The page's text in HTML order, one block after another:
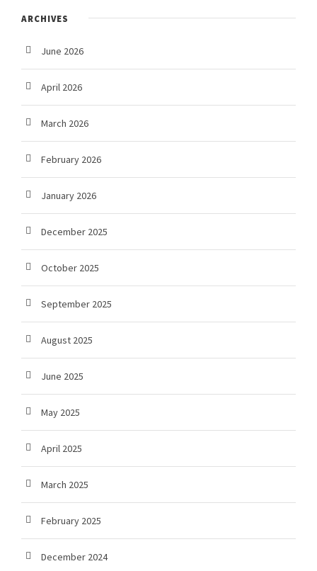
ARCHIVES
June 2026
April 2026
March 2026
February 2026
January 2026
December 2025
October 2025
September 2025
August 2025
June 2025
May 2025
April 2025
March 2025
February 2025
December 2024